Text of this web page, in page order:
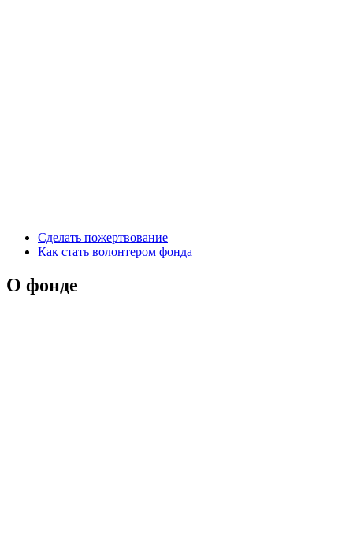
Сделать пожертвование
Как стать волонтером фонда
О фонде